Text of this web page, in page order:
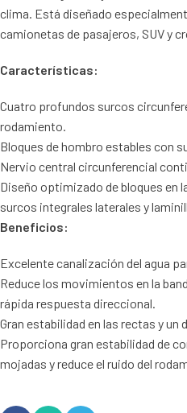
clima. Está diseñado
camionetas de pasajeros, SUV y
Características:
Cuatro profundos surcos
rodamiento.
Bloques de hombro estables con
Nervio central circunferencial
Diseño optimizado de bloques en
surcos integrales laterales y
Beneficios:
Excelente canalización del agua
Reduce los movimientos en la
rápida respuesta direccional.
Gran estabilidad en las rectas y un
Proporciona gran estabilidad de
mojadas y reduce el ruido del